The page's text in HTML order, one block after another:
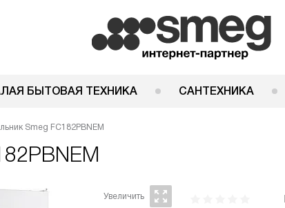
БЫТОВАЯ ТЕХНИКА САНТЕХНИКА
Smeg FC182PBNEM